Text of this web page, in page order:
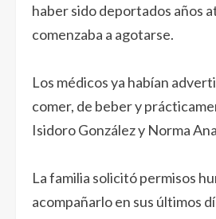
haber sido deportados años
comenzaba a agotarse.
Los médicos ya habían
comer, de beber y
Isidoro González y Norma
La familia solicitó permisos
acompañarlo en sus últimos